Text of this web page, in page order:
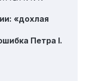
«дохлая
Петра I.